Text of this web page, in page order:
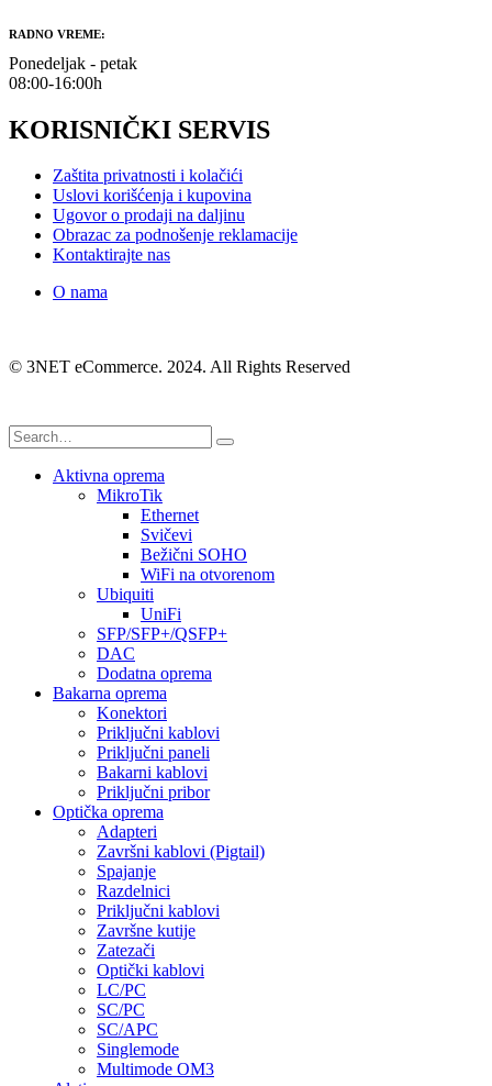
RADNO VREME:
Ponedeljak - petak
08:00-16:00h
KORISNIČKI SERVIS
Zaštita privatnosti i kolačići
Uslovi korišćenja i kupovina
Ugovor o prodaji na daljinu
Obrazac za podnošenje reklamacije
Kontaktirajte nas
O nama
© 3NET eCommerce. 2024. All Rights Reserved
Aktivna oprema
MikroTik
Ethernet
Svičevi
Bežični SOHO
WiFi na otvorenom
Ubiquiti
UniFi
SFP/SFP+/QSFP+
DAC
Dodatna oprema
Bakarna oprema
Konektori
Priključni kablovi
Priključni paneli
Bakarni kablovi
Priključni pribor
Optička oprema
Adapteri
Završni kablovi (Pigtail)
Spajanje
Razdelnici
Priključni kablovi
Završne kutije
Zatezači
Optički kablovi
LC/PC
SC/PC
SC/APC
Singlemode
Multimode OM3